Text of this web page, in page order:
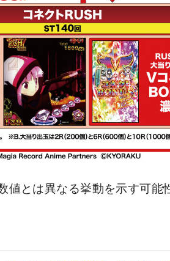
値とは異なる挙動を示す可能